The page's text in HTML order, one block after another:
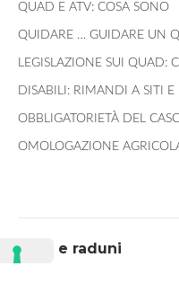
QUAD E ATV: COSA SONO
QUIDARE … GUIDARE UN
LEGISLAZIONE SUI QUAD:
DISABILI: RIMANDI A SITI E
OBBLIGATORIETÀ DEL
OMOLOGAZIONE
Tour e raduni